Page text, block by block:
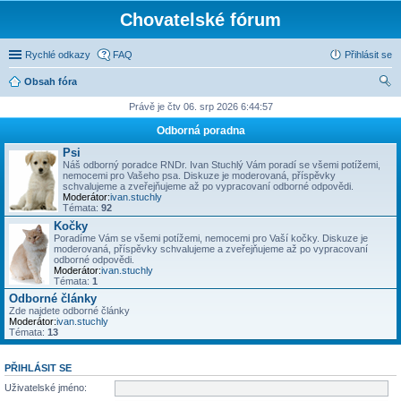
Chovatelské fórum
Rychlé odkazy FAQ Přihlásit se
Obsah fóra
Právě je čtv 06. srp 2026 6:44:57
Odborná poradna
Psi
Náš odborný poradce RNDr. Ivan Stuchlý Vám poradí se všemi potížemi,
nemocemi pro Vašeho psa. Diskuze je moderovaná, příspěvky
schvalujeme a zveřejňujeme až po vypracovaní odborné odpovědi.
Moderátor:ivan.stuchly
Témata: 92
Kočky
Poradíme Vám se všemi potížemi, nemocemi pro Vaší kočky. Diskuze je
moderovaná, příspěvky schvalujeme a zveřejňujeme až po vypracovaní
odborné odpovědi.
Moderátor:ivan.stuchly
Témata: 1
Odborné články
Zde najdete odborné články
Moderátor:ivan.stuchly
Témata: 13
PŘIHLÁSIT SE
Uživatelské jméno: